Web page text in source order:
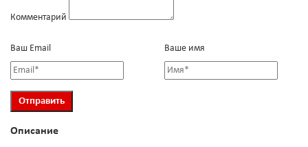
Комментарий
Ваш Email Ваше имя
Описание